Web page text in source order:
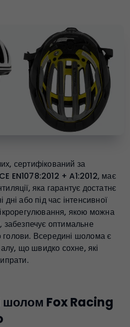
сертифікований за
EN1078:2012 + A1:2012, має
яка гарантує достатнє
або під час інтенсивної
якою можна
забезпечує оптимальне
Всередині шолома є
що швидко сохне, які
шолом Fox Racing